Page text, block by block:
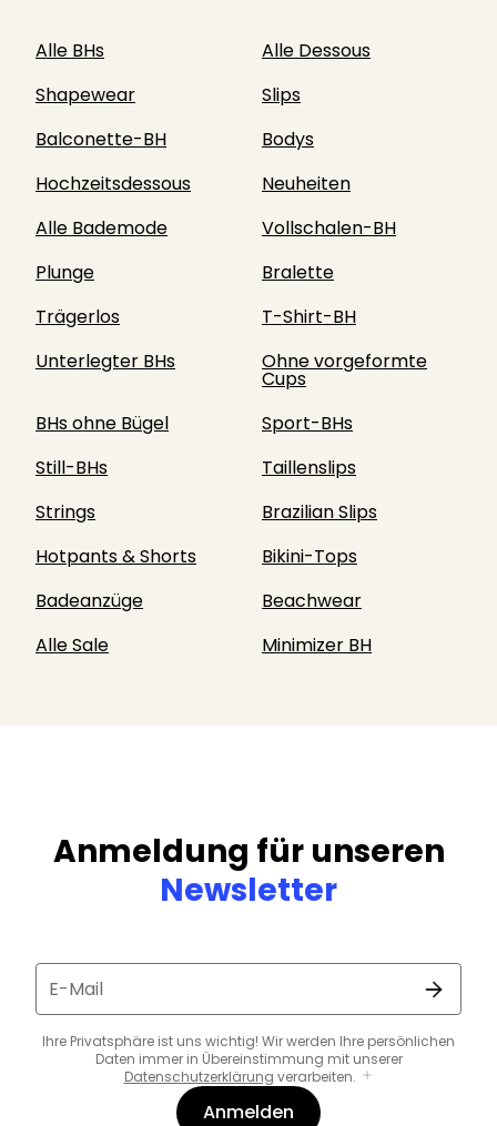
Alle BHs
Alle Dessous
Shapewear
Slips
Balconette-BH
Bodys
Hochzeitsdessous
Neuheiten
Alle Bademode
Vollschalen-BH
Plunge
Bralette
Trägerlos
T-Shirt-BH
Unterlegter BHs
Ohne vorgeformte
Cups
BHs ohne Bügel
Sport-BHs
Still-BHs
Taillenslips
Strings
Brazilian Slips
Hotpants & Shorts
Bikini-Tops
Badeanzüge
Beachwear
Alle Sale
Minimizer BH
Anmeldung für unseren
Newsletter
E-Mail
Ihre Privatsphäre ist uns wichtig! Wir werden Ihre persönlichen
Daten immer in Übereinstimmung mit unserer
Datenschutzerklärung verarbeiten.
Anmelden